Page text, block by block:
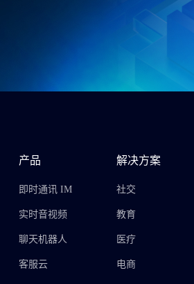
产品
即时通讯 IM
实时音视频
聊天机器人
客服云
解决方案
社交
教育
医疗
电商